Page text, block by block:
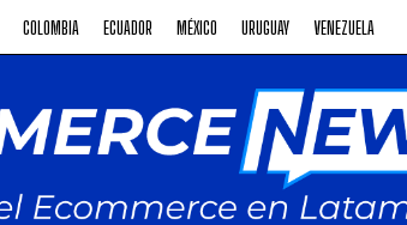
COLOMBIA ECUADOR MÉXICO URUGUAY VENEZUELA